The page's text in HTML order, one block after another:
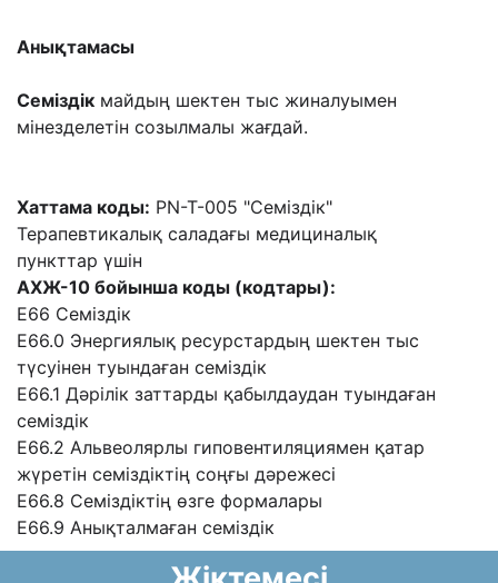
Анықтамасы
Семіздік майдың шектен тыс жиналуымен
мінезделетін созылмалы жағдай.
Хаттама коды: PN-T-005 "Семіздік"
Терапевтикалық саладағы медициналық
пункттар үшін
АХЖ-10 бойынша коды (кодтары):
E66 Семіздік
E66.0 Энергиялық ресурстардың шектен тыс
түсуінен туындаған семіздік
E66.1 Дəрілік заттарды қабылдаудан туындаған
семіздік
E66.2 Альвеолярлы гиповентиляциямен қатар
жүретін семіздіктің соңғы дəрежесі
E66.8 Семіздіктің өзге формалары
E66.9 Анықталмаған семіздік